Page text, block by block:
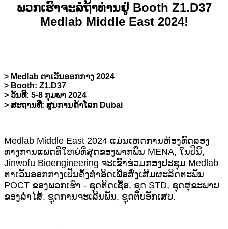
ພວກເຮົາຈະລໍຖ້າທ່ານຢູ່ Booth Z1.D37
Medlab Middle East 2024!
> Medlab ຕາເວັນອອກກາງ 2024
> Booth: Z1.D37
> ວັນທີ: 5-8 ກຸມພາ 2024
> ສະຖານທີ່: ສູນການຄ້າໂລກ Dubai
Medlab Middle East 2024 ແມ່ນເຫດການຫ້ອງທົດລອງ
ທາງການແພດທີ່ໃຫຍ່ທີ່ສຸດຂອງພາກພື້ນ MENA, ໃນປີນີ້,
Jinwofu Bioengineering ຈະເຂົ້າຮ່ວມກອງປະຊຸມ Medlab
ຕາເວັນອອກກາງເປັນຄັ້ງທໍາອິດເພື່ອສົ່ງເສີມຜະລິດຕະພັນ
POCT ຂອງພວກເຮົາ - ຊຸດຕິດເຊື້ອ, ຊຸດ STD, ຊຸດສຸຂະພາບ
ຂອງລໍາໄສ້, ຊຸດການຈະເລີນພັນ, ຊຸດຕັບອັກເສບ.